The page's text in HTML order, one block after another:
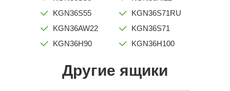
KGN36S55
KGN36AW22
KGN36H90
KGN36S71RU
KGN36S71
KGN36H100
Другие ящики